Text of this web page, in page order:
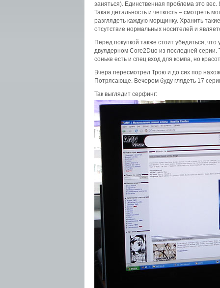
заняться). Единственная проблема это
Такая детальность и четкость – смотреть
разглядеть каждую морщинку. Хранить
отсутствие нормальных носителей и
Перед покупкой также стоит убедиться,
двуядерном Core2Duo из последней серии.
соньке есть и спец вход для компа, но
Вчера пересмотрел Трою и до сих пор
Потрясающе. Вечером буду глядеть 17
Так выглядит серфинг: